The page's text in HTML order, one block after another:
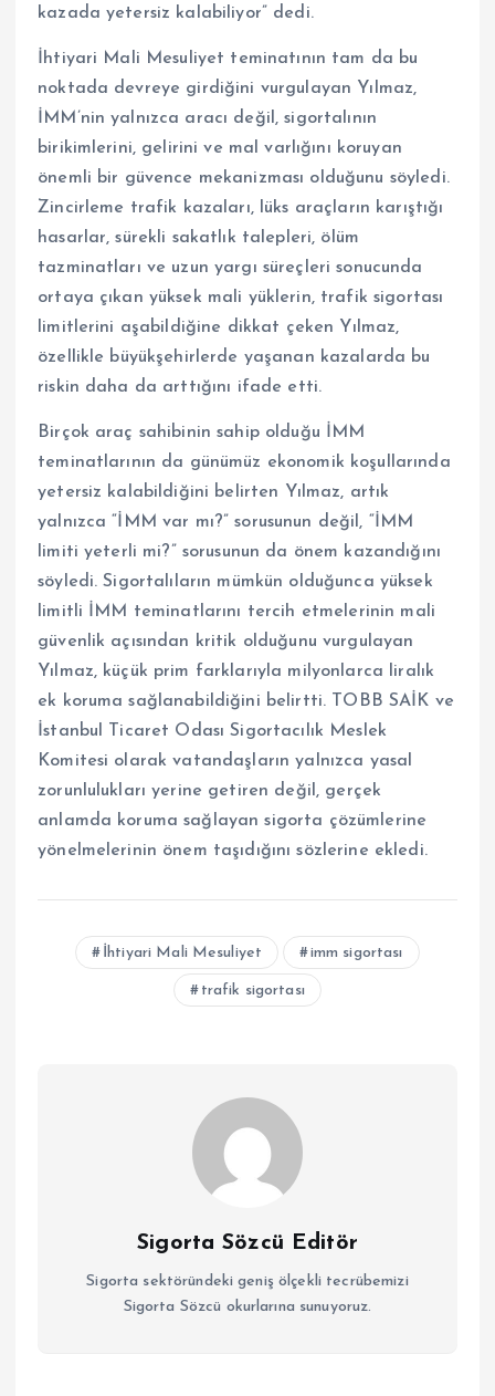
kazada yetersiz kalabiliyor” dedi.
İhtiyari Mali Mesuliyet teminatının tam da bu
noktada devreye girdiğini vurgulayan Yılmaz,
İMM’nin yalnızca aracı değil, sigortalının
birikimlerini, gelirini ve mal varlığını koruyan
önemli bir güvence mekanizması olduğunu söyledi.
Zincirleme trafik kazaları, lüks araçların karıştığı
hasarlar, sürekli sakatlık talepleri, ölüm
tazminatları ve uzun yargı süreçleri sonucunda
ortaya çıkan yüksek mali yüklerin, trafik sigortası
limitlerini aşabildiğine dikkat çeken Yılmaz,
özellikle büyükşehirlerde yaşanan kazalarda bu
riskin daha da arttığını ifade etti.
Birçok araç sahibinin sahip olduğu İMM
teminatlarının da günümüz ekonomik koşullarında
yetersiz kalabildiğini belirten Yılmaz, artık
yalnızca “İMM var mı?” sorusunun değil, “İMM
limiti yeterli mi?” sorusunun da önem kazandığını
söyledi. Sigortalıların mümkün olduğunca yüksek
limitli İMM teminatlarını tercih etmelerinin mali
güvenlik açısından kritik olduğunu vurgulayan
Yılmaz, küçük prim farklarıyla milyonlarca liralık
ek koruma sağlanabildiğini belirtti. TOBB SAİK ve
İstanbul Ticaret Odası Sigortacılık Meslek
Komitesi olarak vatandaşların yalnızca yasal
zorunlulukları yerine getiren değil, gerçek
anlamda koruma sağlayan sigorta çözümlerine
yönelmelerinin önem taşıdığını sözlerine ekledi.
İhtiyari Mali Mesuliyet imm sigortası
trafik sigortası
Sigorta Sözcü Editör
Sigorta sektöründeki geniş ölçekli tecrübemizi
Sigorta Sözcü okurlarına sunuyoruz.